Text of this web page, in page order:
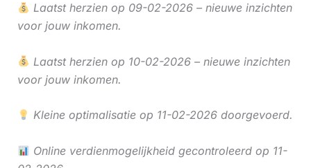
Laatst herzien op 09-02-2026 – nieuwe inzichten
voor jouw inkomen.
Laatst herzien op 10-02-2026 – nieuwe inzichten
voor jouw inkomen.
Kleine optimalisatie op 11-02-2026 doorgevoerd.
Online verdienmogelijkheid gecontroleerd op 11-